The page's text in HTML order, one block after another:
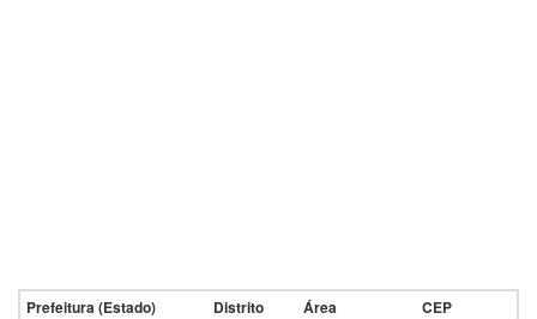
Prefeitura (Estado) Distrito Área CEP